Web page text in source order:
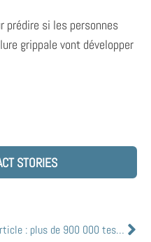
prédire si les personnes
grippale vont développer
STORIES
Article : plus de 900 000 tests COVID-19 traités par la division de microbiologie PaLM